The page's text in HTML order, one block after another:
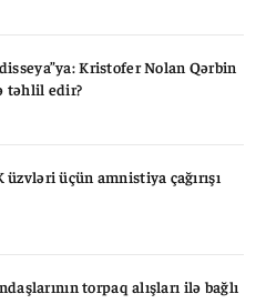
Kristofer Nolan Qərbin
təhlil edir?
üçün amnistiya çağırışı
torpaq alışları ilə bağlı